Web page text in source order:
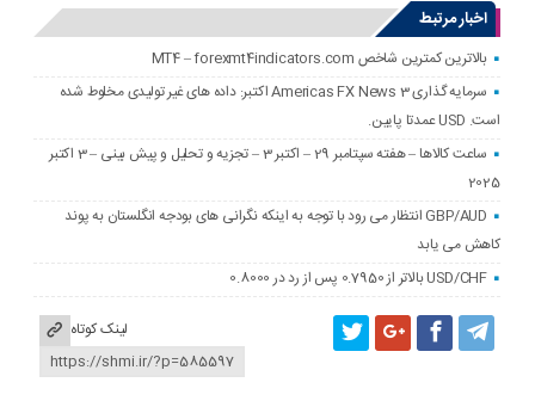
اخبار مرتبط
بالاترین کمترین شاخص MT4 – forexmt4indicators.com
سرمایه گذاری Americas FX News 3 اکتبر: داده های غیر تولیدی مخلوط شده
است. USD عمدتا پایین.
ساعت کالاها – هفته سپتامبر 29 – اکتبر 3 – تجزیه و تحلیل و پیش بینی – 3 اکتبر
2025
GBP/AUD انتظار می رود با توجه به اینکه نگرانی های بودجه انگلستان به پوند
کاهش می یابد
USD/CHF بالاتر از 0.7950 پس از رد در 0.8000
لینک کوتاه